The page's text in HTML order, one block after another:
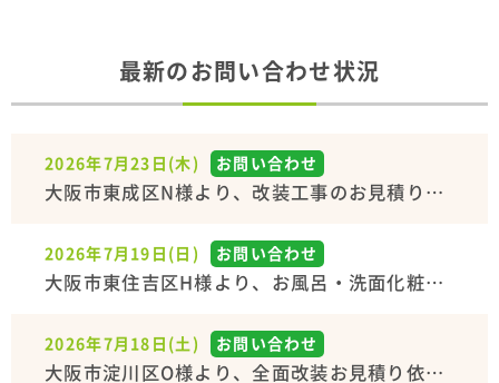
最新のお問い合わせ状況
2026年7月23日(木) お問い合わせ
大阪市東成区N様より、改装工事のお見積り…
2026年7月19日(日) お問い合わせ
大阪市東住吉区H様より、お風呂・洗面化粧…
2026年7月18日(土) お問い合わせ
大阪市淀川区O様より、全面改装お見積り依…